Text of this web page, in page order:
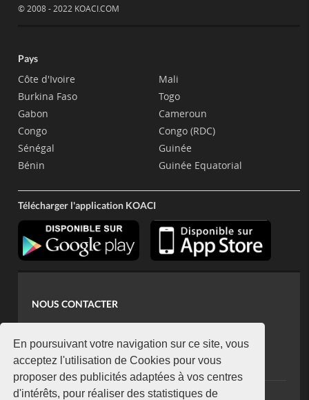
En poursuivant votre navigation sur ce site, vous
acceptez l'utilisation de Cookies pour vous
proposer des publicités adaptées à vos centres
d'intérêts, pour réaliser des statistiques de
© 2008 - 2022 KOACI.COM
Pays
Côte d'Ivoire
Burkina Faso
Gabon
Congo
Sénégal
Bénin
Mali
Togo
Cameroun
Congo (RDC)
Guinée
Guinée Equatorial
Télécharger l'application KOACI
NOUS CONTACTER
koaci@yahoo.fr
+225 07 08 85 52 93